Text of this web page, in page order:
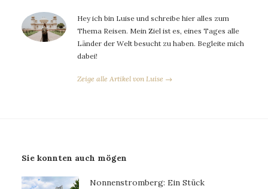
Hey ich bin Luise und schreibe hier alles zum
Thema Reisen. Mein Ziel ist es, eines Tages alle
Länder der Welt besucht zu haben. Begleite mich
dabei!
Zeige alle Artikel von Luise →
Sie konnten auch mögen
Nonnenstromberg: Ein Stück